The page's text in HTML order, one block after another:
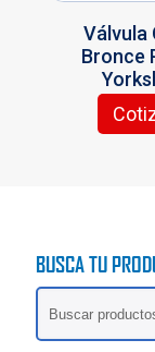
Válvula
Bronce
Este
opciones
se
pueden
BUSCA TU